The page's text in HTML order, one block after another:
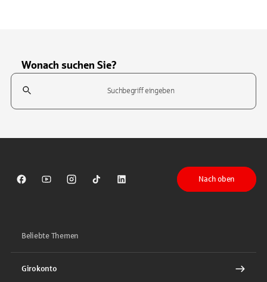
Wonach suchen Sie?
Suchfeld
Sparkasse auf Facebook
Sparkasse auf Youtube
Sparkasse auf Instagram
Sparkasse auf TikTok
Sparkasse auf LinkedIn
Nach oben
Beliebte Themen
Girokonto